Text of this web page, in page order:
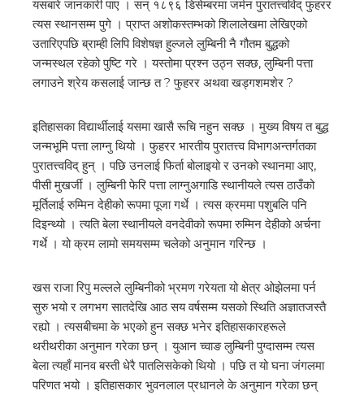
यसबारे जानकारी पाए । सन् १८९६ डिसेम्बरमा जर्मन पुरातत्त्वविद् फुहरर
त्यस स्थानसम्म पुगे । प्राप्त अशोकस्तम्भको शिलालेखमा लेखिएको
उतारिएपछि ब्राम्ही लिपि विशेषज्ञ हुल्जले लुम्बिनी नै गौतम बुद्धको
जन्मस्थल रहेको पुष्टि गरे । यस्तोमा प्रश्न उठ्न सक्छ, लुम्बिनी पत्ता
लगाउने श्रेय कसलाई जान्छ त ? फुहरर अथवा खड्गशमशेर ?
इतिहासका विद्यार्थीलाई यसमा खासै रूचि नहुन सक्छ । मुख्य विषय त बुद्ध
जन्मभूमि पत्ता लाग्नु थियो । फुहरर भारतीय पुरातत्त्व विभागअन्तर्गतका
पुरातत्त्वविद् हुन् । पछि उनलाई फिर्ता बोलाइयो र उनको स्थानमा आए,
पीसी मुखर्जी । लुम्बिनी फेरि पत्ता लाग्नुअगाडि स्थानीयले त्यस ठाउँको
मूर्तिलाई रुम्मिन देहीको रूपमा पूजा गर्थे । त्यस क्रममा पशुबलि पनि
दिइन्थ्यो । त्यति बेला स्थानीयले वनदेवीको रूपमा रुम्मिन देहीको अर्चना
गर्थे । यो क्रम लामो समयसम्म चलेको अनुमान गरिन्छ ।
खस राजा रिपु मल्लले लुम्बिनीको भ्रमण गरेयता यो क्षेत्र ओझेलमा पर्न
सुरु भयो र लगभग सातदेखि आठ सय वर्षसम्म यसको स्थिति अज्ञातजस्तै
रह्यो । त्यसबीचमा के भएको हुन सक्छ भनेर इतिहासकारहरूले
थरीथरीका अनुमान गरेका छन् । युआन च्वाङ लुम्बिनी पुग्दासम्म त्यस
बेला त्यहाँ मानव बस्ती धेरै पातलिसकेको थियो । पछि त यो घना जंगलमा
परिणत भयो । इतिहासकार भुवनलाल प्रधानले के अनुमान गरेका छन्